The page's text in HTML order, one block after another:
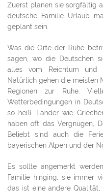
Zuerst planen sie sorgfältig
deutsche Familie Urlaub
geplant sein.
Was die Orte der Ruhe
sagen, wo die Deutschen
alles vom Reichtum und
Natürlich gehen die meisten
Regionen zur Ruhe.
Wetterbedingungen in
so heiß. Länder wie
haben oft das Vergnügen,
Beliebt sind auch die
bayerischen Alpen und der
Es sollte angemerkt
Familie hinging, sie immer
das ist eine andere